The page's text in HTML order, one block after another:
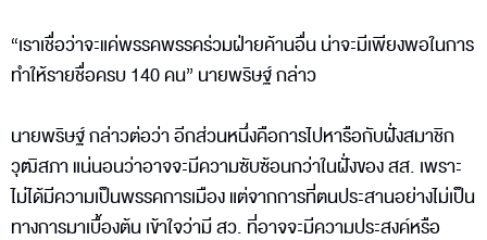
“เราเชื่อว่าจะแค่พรรคพรรคร่วมฝ่ายค้านอื่น น่าจะมีเพียงพอในการ
ทำให้รายชื่อครบ 140 คน” นายพริษฐ์ กล่าว
นายพริษฐ์ กล่าวต่อว่า อีกส่วนหนึ่งคือการไปหารือกับฝั่งสมาชิก
วุฒิสภา แน่นอนว่าอาจจะมีความซับซ้อนกว่าในฝั่งของ สส. เพราะ
ไม่ได้มีความเป็นพรรคการเมือง แต่จากการที่ตนประสานอย่างไม่เป็น
ทางการมาเบื้องต้น เข้าใจว่ามี สว. ที่อาจจะมีความประสงค์หรือ